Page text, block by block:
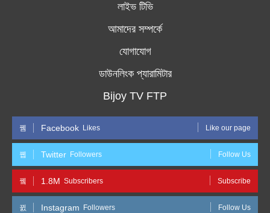
লাইভ টিভি
আমাদের সম্পর্কে
যোগাযোগ
ডাউনলিংক প্যারামিটার
Bijoy TV FTP
Facebook Likes Like our page
Twitter Followers Follow Us
1.8M Subscribers Subscribe
Instagram Followers Follow Us